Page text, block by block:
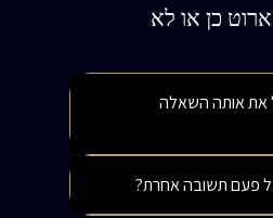
כן או לא
את אותה השאלה
פעם תשובה אחרת?